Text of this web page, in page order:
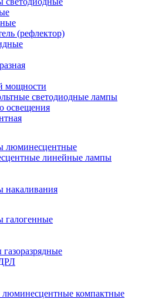
(рефлектор)
мощности
светодиодные лампы
освещения
люминесцентные
линейные лампы
накаливания
галогенные
компактные